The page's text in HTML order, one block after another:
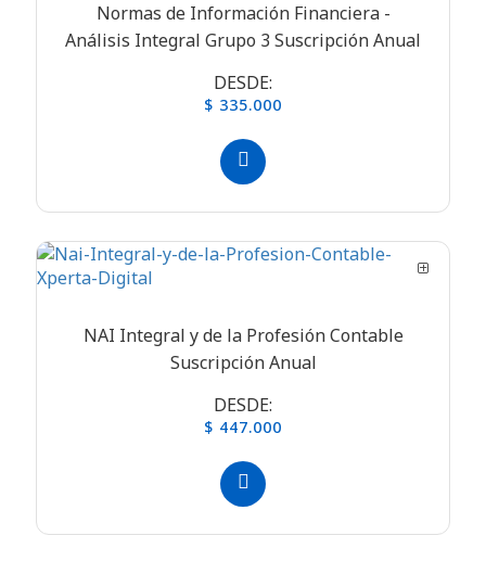
Normas de Información Financiera -
Análisis Integral Grupo 3 Suscripción Anual
DESDE:
$ 335.000
NAI Integral y de la Profesión Contable
Suscripción Anual
DESDE:
$ 447.000